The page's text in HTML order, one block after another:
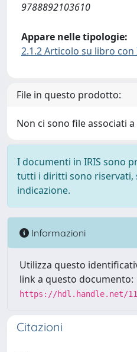
9788892103610
Appare nelle tipologie:
2.1.2 Articolo su libro con
File in questo prodotto:
Non ci sono file associati
I documenti in IRIS sono
tutti i diritti sono riservati,
indicazione.
Informazioni
Utilizza questo
link a questo documento:
https://hdl.handle.net/
Citazioni